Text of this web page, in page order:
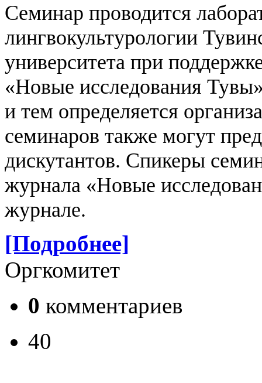
Семинар проводится
лингвокультурологии
университета при
«Новые исследования
и тем определяется
семинаров также могут
дискутантов. Спикеры
журнала «Новые
журнале.
[Подробнее]
Оргкомитет
0 комментариев
40